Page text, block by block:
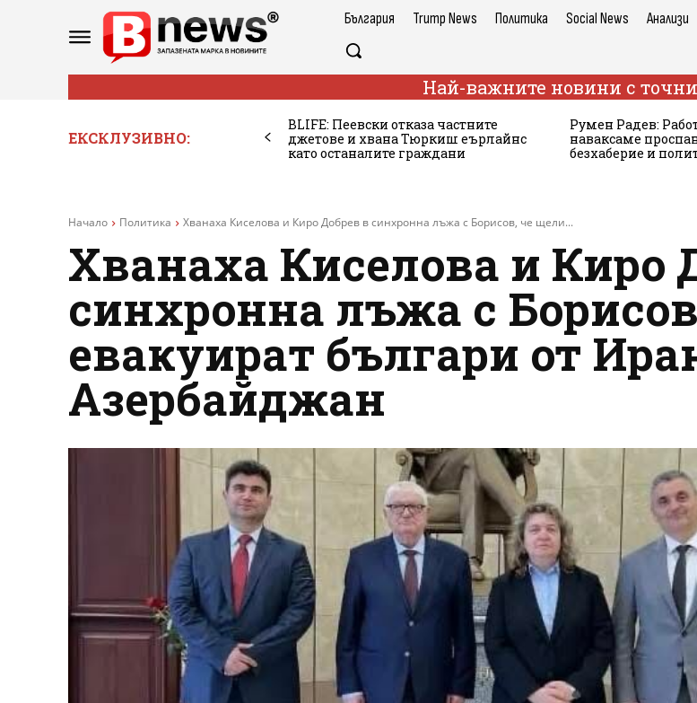
България Trump News Политика Social News Анализи
Най-важните новини с
ЕКСКЛУЗИВНО:
BLIFE: Пеевски отказа частните
джетове и хвана Тюркиш еърлайнс
като останалите граждани
Румен Радев:
наваксаме
безхаберие и
Начало Политика Хванаха Киселова и Киро Добрев в синхронна лъжа с Борисов, че щели...
Хванаха Киселова и Киро
синхронна лъжа с
евакуират българи от
Азербайджан